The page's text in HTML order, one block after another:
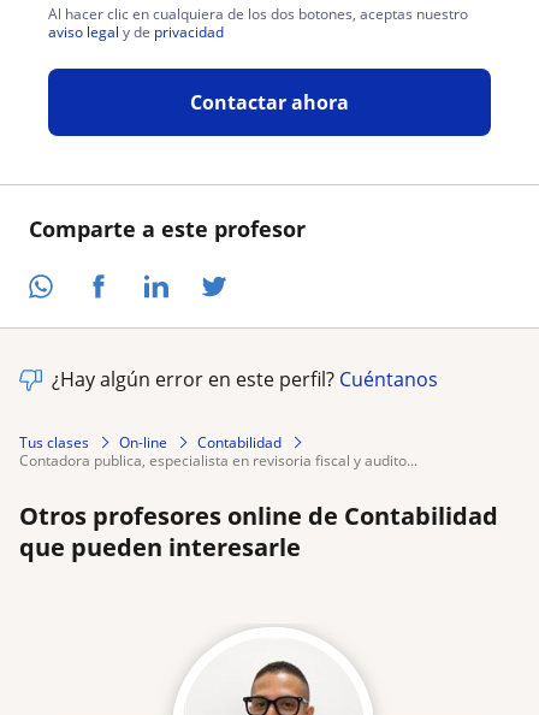
Comparte a este profesor
Al hacer clic en cualquiera de los dos botones, aceptas nuestro
aviso legal y de privacidad
Contactar ahora
¿Hay algún error en este perfil? Cuéntanos
Tus clases On-line
Contabilidad
contadora publica, especialista en revisoria fiscal y audito...
Otros profesores online de Contabilidad
que pueden interesarle